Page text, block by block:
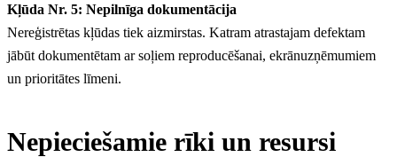
Kļūda Nr. 5: Nepilnīga dokumentācija
Nereģistrētas kļūdas tiek aizmirstas. Katram atrastajam defektam
jābūt dokumentētam ar soļiem reproducēšanai, ekrānuzņēmumiem
un prioritātes līmeni.
Nepieciešamie rīki un resursi